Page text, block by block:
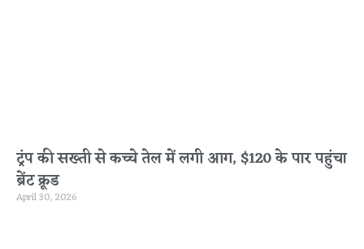
ट्रंप की सख्ती से कच्चे तेल में लगी आग, $120 के पार पहुंचा
ब्रेंट क्रूड
April 30, 2026